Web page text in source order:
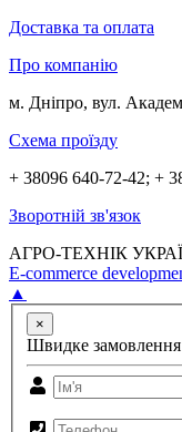
Доставка та оплата
Про компанію
м. Дніпро, вул.
Схема проїзду
+ 38096 640-72-42; +
Зворотній зв'язок
АГРО-ТЕХНІК
E-commerce
▲
×
Швидке замовлення